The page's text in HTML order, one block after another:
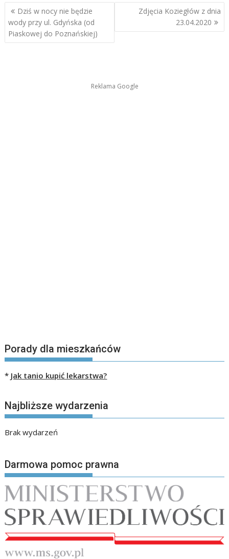
Nawigacja
wpisu
Dziś w nocy nie będzie
wody przy ul. Gdyńska (od
Piaskowej do Poznańskiej)
Zdjęcia Koziegłów z dnia
23.04.2020
Reklama Google
Porady dla mieszkańców
* Jak tanio kupić lekarstwa?
Najbliższe wydarzenia
Brak wydarzeń
Darmowa pomoc prawna